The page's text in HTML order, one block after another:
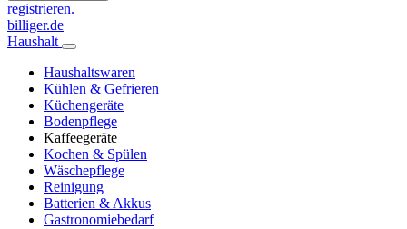
registrieren.
billiger.de
Haushalt
Haushaltswaren
Kühlen & Gefrieren
Küchengeräte
Bodenpflege
Kaffeegeräte
Kochen & Spülen
Wäschepflege
Reinigung
Batterien & Akkus
Gastronomiebedarf